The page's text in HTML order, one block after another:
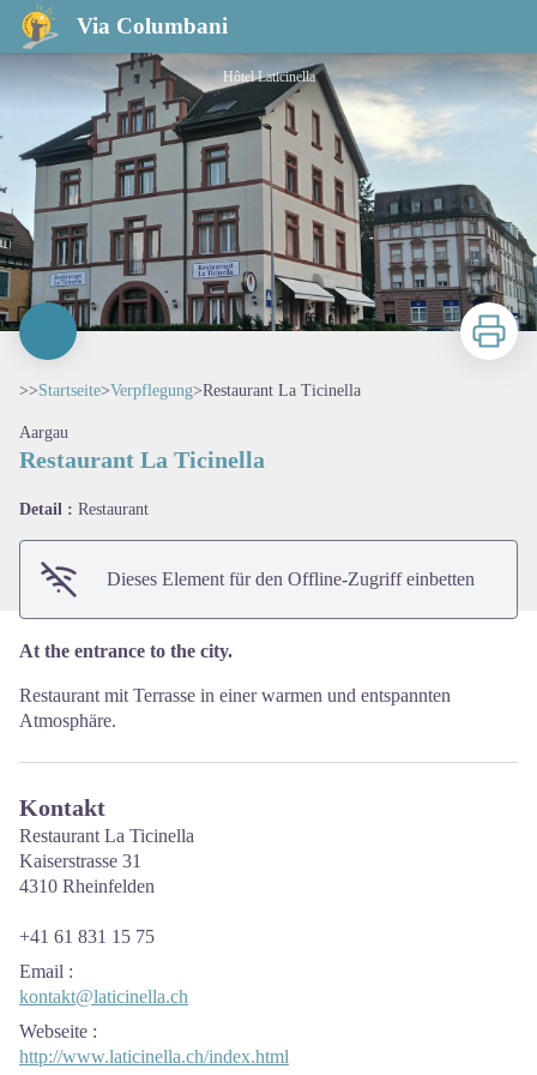
Via Columbani
Restaurant La Ticinella
Hôtel Laticinella
Zu
>>Startseite>Verpflegung>Restaurant La Ticinella
Aargau
Restaurant La Ticinella
Detail : Restaurant
Dieses Element für den Offline-Zugriff einbetten
At the entrance to the city.
Restaurant mit Terrasse in einer warmen und entspannten
Atmosphäre.
Kontakt
Restaurant La Ticinella
Kaiserstrasse 31
4310 Rheinfelden
+41 61 831 15 75
Email :
kontakt@laticinella.ch
Webseite :
http://www.laticinella.ch/index.html